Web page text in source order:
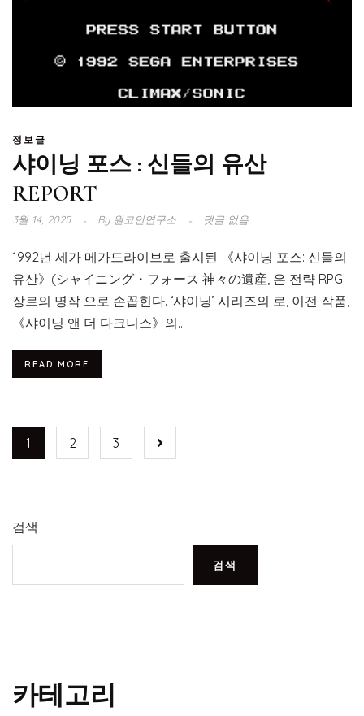
정보글
샤이닝 포스 : 신들의 유산
REPORT
3월 14, 2025 By원코인연구소 댓글 없음
1992년 세가 메가드라이브로 출시된 《샤이닝 포스: 신들의
유산》(シャイニング・フォース 神々の遺産, 은 전략 RPG
장르의 명작 으로 손꼽힌다. ‘샤이닝’ 시리즈의 로, 이전 작품,
《샤이닝 앤 더 다크니스》의...
READ MORE
1 2 3
검색
검색
카테고리